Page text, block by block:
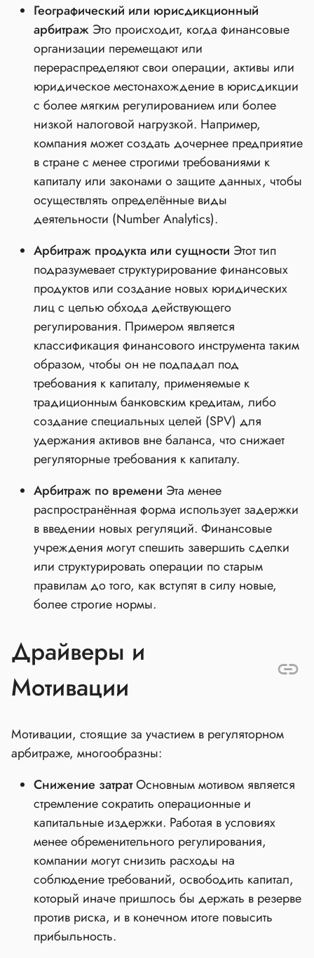
Географический или юрисдикционный
арбитраж Это происходит, когда финансовые
организации перемещают или
перераспределяют свои операции, активы или
юридическое местонахождение в юрисдикции
с более мягким регулированием или более
низкой налоговой нагрузкой. Например,
компания может создать дочернее предприятие
в стране с менее строгими требованиями к
капиталу или законами о защите данных, чтобы
осуществлять определённые виды
деятельности (Number Analytics).
Арбитраж продукта или сущности Этот тип
подразумевает структурирование финансовых
продуктов или создание новых юридических
лиц с целью обхода действующего
регулирования. Примером является
классификация финансового инструмента таким
образом, чтобы он не подпадал под
требования к капиталу, применяемые к
традиционным банковским кредитам, либо
создание специальных целей (SPV) для
удержания активов вне баланса, что снижает
регуляторные требования к капиталу.
Арбитраж по времени Эта менее
распространённая форма использует задержки
в введении новых регуляций. Финансовые
учреждения могут спешить завершить сделки
или структурировать операции по старым
правилам до того, как вступят в силу новые,
более строгие нормы.
Драйверы и
Мотивации
Мотивации, стоящие за участием в регуляторном
арбитраже, многообразны:
Снижение затратОсновным мотивом является
стремление сократить операционные и
капитальные издержки. Работая в условиях
менее обременительного регулирования,
компании могут снизить расходы на
соблюдение требований, освободить капитал,
который иначе пришлось бы держать в резерве
против риска, и в конечном итоге повысить
прибыльность.